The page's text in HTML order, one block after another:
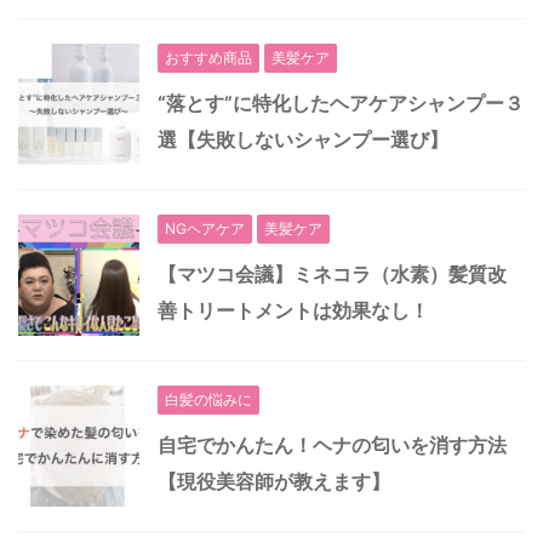
おすすめ商品 美髪ケア
“落とす”に特化したヘアケアシャンプー３
選【失敗しないシャンプー選び】
NGヘアケア 美髪ケア
【マツコ会議】ミネコラ（水素）髪質改
善トリートメントは効果なし！
白髪の悩みに
自宅でかんたん！ヘナの匂いを消す方法
【現役美容師が教えます】